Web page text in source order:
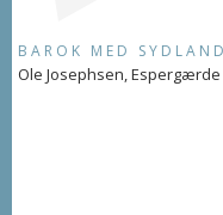
BAROK MED
Ole Josephsen,